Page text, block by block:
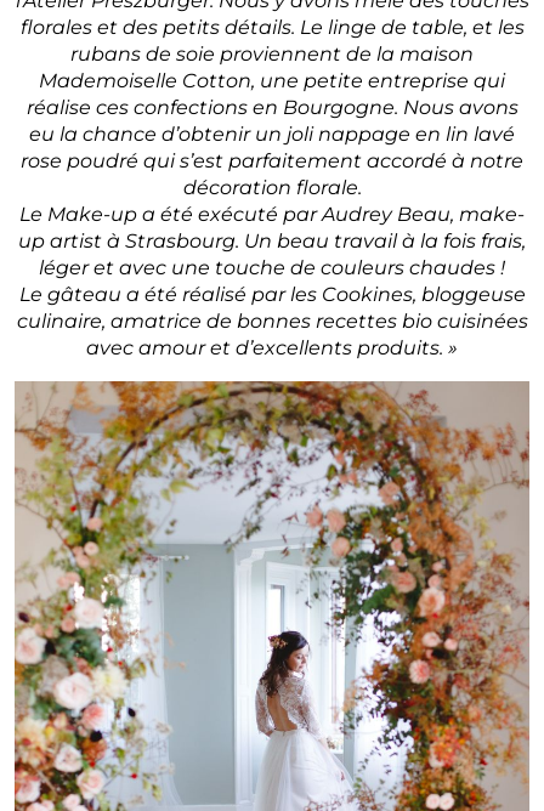
florales et des petits détails. Le linge de table, et les
rubans de soie proviennent de la maison
Mademoiselle Cotton, une petite entreprise qui
réalise ces confections en Bourgogne. Nous avons
eu la chance d’obtenir un joli nappage en lin lavé
rose poudré qui s’est parfaitement accordé à notre
décoration florale.
Le Make-up a été exécuté par Audrey Beau, make-
up artist à Strasbourg. Un beau travail à la fois frais,
léger et avec une touche de couleurs chaudes !
Le gâteau a été réalisé par les Cookines, bloggeuse
culinaire, amatrice de bonnes recettes bio cuisinées
avec amour et d’excellents produits. »